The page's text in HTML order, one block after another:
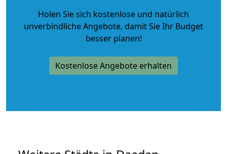
Holen Sie sich kostenlose und natürlich
unverbindliche Angebote, damit Sie Ihr Budget
besser planen!
Kostenlose Angebote erhalten